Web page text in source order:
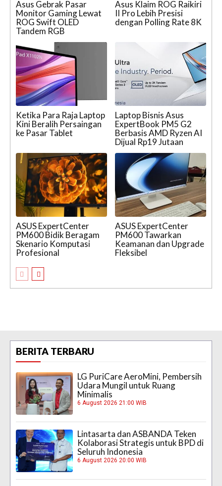
Asus Gebrak Pasar
Monitor Gaming Lewat
ROG Swift OLED
Tandem RGB
Asus Klaim ROG Raikiri
II Pro Lebih Presisi
dengan Polling Rate 8K
Ketika Para Raja Laptop
Kini Beralih Persaingan
ke Pasar Tablet
Laptop Bisnis Asus
ExpertBook PM5 G2
Berbasis AMD Ryzen AI
Dijual Rp19 Jutaan
ASUS ExpertCenter
PM600 Bidik Beragam
Skenario Komputasi
Profesional
ASUS ExpertCenter
PM600 Tawarkan
Keamanan dan Upgrade
Fleksibel
BERITA TERBARU
LG PuriCare AeroMini, Pembersih
Udara Mungil untuk Ruang
Minimalis
6 August 2026 21:00 WIB
Lintasarta dan ASBANDA Teken
Kolaborasi Strategis untuk BPD di
Seluruh Indonesia
6 August 2026 20:00 WIB